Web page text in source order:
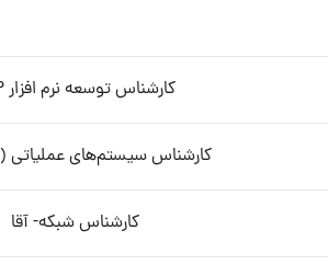
کارشناس توسعه نرم افزار ERP
کارشناس سیستم‌های عملیاتی (SysOps)
کارشناس شبکه- آقا